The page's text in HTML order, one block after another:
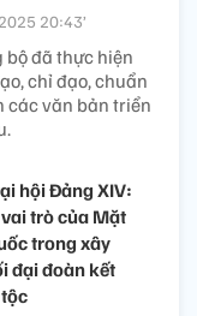
20:43’
bộ đã thực hiện
chỉ đạo, chuẩn
các văn bản triển
hội Đảng XIV:
trò của Mặt
trong xây
đại đoàn kết